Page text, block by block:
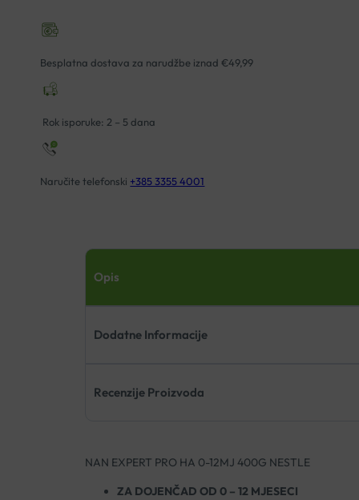
Besplatna dostava za narudžbe iznad €49,99
Rok isporuke: 2 – 5 dana
Naručite telefonski +385 3355 4001
Opis
Dodatne Informacije
Recenzije Proizvoda
NAN EXPERT PRO HA 0-12MJ 400G NESTLE
ZA DOJENČAD OD 0 – 12 MJESECI